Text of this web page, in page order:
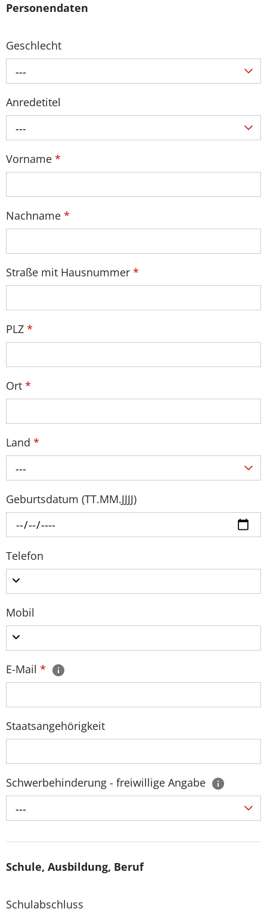
Personendaten
Geschlecht
---
Anredetitel
---
Vorname *
Nachname *
Straße mit Hausnummer *
PLZ *
Ort *
Land *
---
Geburtsdatum (TT.MM.JJJJ)
Telefon
Mobil
E-Mail *
Staatsangehörigkeit
Schwerbehinderung - freiwillige Angabe
---
Schule, Ausbildung, Beruf
Schulabschluss